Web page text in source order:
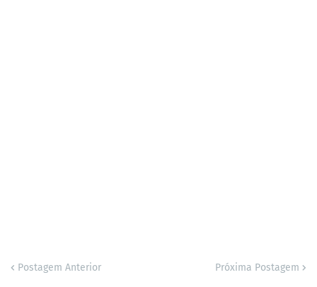
Postagem Anterior Próxima Postagem